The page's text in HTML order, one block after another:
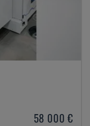
58 000 €